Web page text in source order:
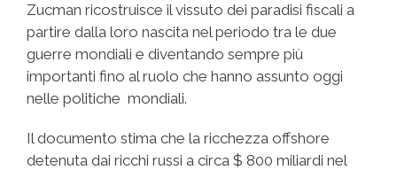
Zucman ricostruisce il vissuto dei paradisi fiscali a
partire dalla loro nascita nel periodo tra le due
guerre mondiali e diventando sempre più
importanti fino al ruolo che hanno assunto oggi
nelle politiche mondiali.
Il documento stima che la ricchezza offshore
detenuta dai ricchi russi a circa $ 800 miliardi nel